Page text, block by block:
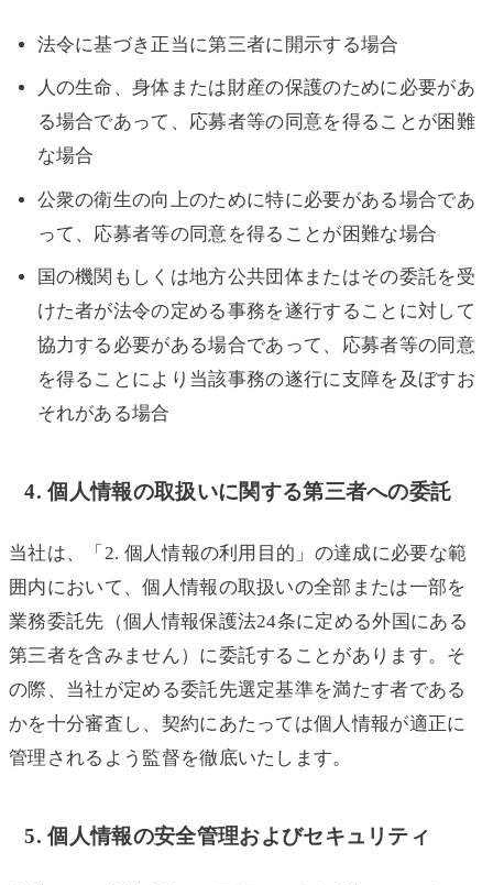
法令に基づき正当に第三者に開示する場合
人の生命、身体または財産の保護のために必要があ
る場合であって、応募者等の同意を得ることが困難
な場合
公衆の衛生の向上のために特に必要がある場合であ
って、応募者等の同意を得ることが困難な場合
国の機関もしくは地方公共団体またはその委託を受
けた者が法令の定める事務を遂行することに対して
協力する必要がある場合であって、応募者等の同意
を得ることにより当該事務の遂行に支障を及ぼすお
それがある場合
4. 個人情報の取扱いに関する第三者への委託
当社は、「2. 個人情報の利用目的」の達成に必要な範
囲内において、個人情報の取扱いの全部または一部を
業務委託先（個人情報保護法24条に定める外国にある
第三者を含みません）に委託することがあります。そ
の際、当社が定める委託先選定基準を満たす者である
かを十分審査し、契約にあたっては個人情報が適正に
管理されるよう監督を徹底いたします。
5. 個人情報の安全管理およびセキュリティ